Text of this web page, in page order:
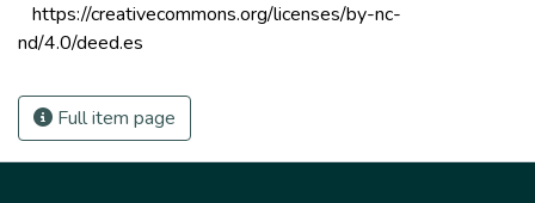
https://creativecommons.org/licenses/by-nc-
nd/4.0/deed.es
Full item page